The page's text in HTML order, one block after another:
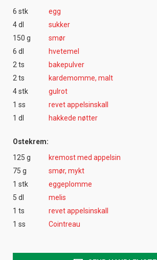
6 stk
egg
4 dl
sukker
150 g
smør
6 dl
hvetemel
2 ts
bakepulver
2 ts
kardemomme, malt
4 stk
gulrot
1 ss
revet appelsinskall
1 dl
hakkede nøtter
Ostekrem:
125 g
kremost med appelsin
75 g
smør, mykt
1 stk
eggeplomme
5 dl
melis
1 ts
revet appelsinskall
1 ss
Cointreau